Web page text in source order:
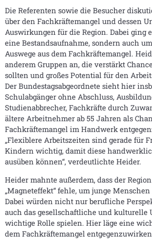
Die Referenten sowie die Besucher
über den Fachkräftemangel und dessen
Auswirkungen für die Region. Dabei ging
eine Bestandsaufnahme, sondern auch
Auswege aus dem Fachkräftemangel.
anderem Gruppen an, die verstärkt
sollten und großes Potential für den
Der Bundestagsabgeordnete sieht hier
Schulabgänger ohne Abschluss,
Studienabbrecher, Fachkräfte durch
ältere Arbeitnehmer ab 55 Jahren als
Fachkräftemangel im Handwerk
„Flexiblere Arbeitszeiten sind gerade für
Kindern wichtig, damit diese
ausüben können“, verdeutlichte Heider.
Heider mahnte außerdem, dass der
„Magneteffekt“ fehle, um junge
Dabei würden nicht nur berufliche
auch das gesellschaftliche und kulturelle
wichtige Rolle spielen. Hier läge eine
dem Fachkräftemangel